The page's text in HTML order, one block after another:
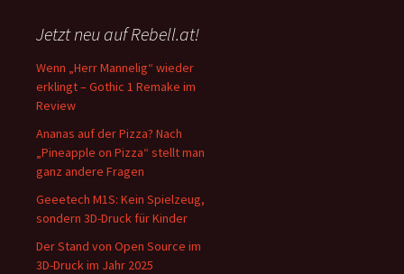
Jetzt neu auf Rebell.at!
Wenn „Herr Mannelig“ wieder
erklingt – Gothic 1 Remake im
Review
Ananas auf der Pizza? Nach
„Pineapple on Pizza“ stellt man
ganz andere Fragen
Geeetech M1S: Kein Spielzeug,
sondern 3D-Druck für Kinder
Der Stand von Open Source im
3D-Druck im Jahr 2025